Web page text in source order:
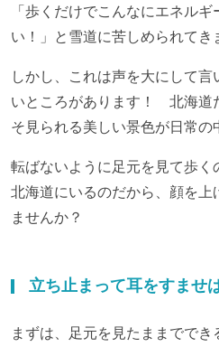
「歩くだけでこんなにエネル
い！」と雪道に苦しめられてき
しかし、これは声を大にして
いところがあります！ 北海道
そ見られる美しい景色が日常の
転ばないように足元を見て歩く
北海道にいるのだから、顔を
ませんか？
立ち止まって耳をすませ
まずは、足元を見たままでで